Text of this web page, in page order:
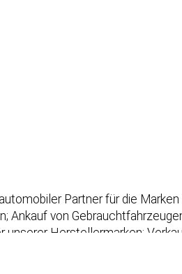
Partner für die
Ankauf von
unserer Herstellermarken;